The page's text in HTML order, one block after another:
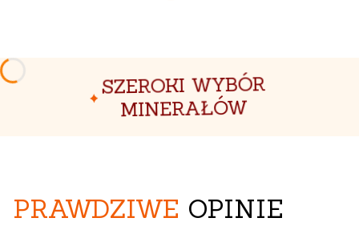
SZEROKI WYBÓR
MINERAŁÓW
PRAWDZIWE OPINIE